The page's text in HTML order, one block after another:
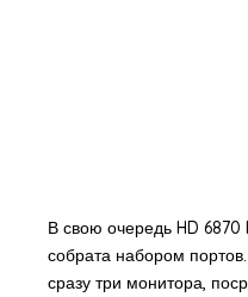
В свою очередь HD 6870
собрата набором
сразу три монитора,